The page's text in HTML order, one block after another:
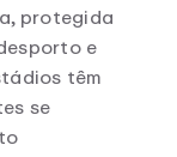
protegida
e
têm
se